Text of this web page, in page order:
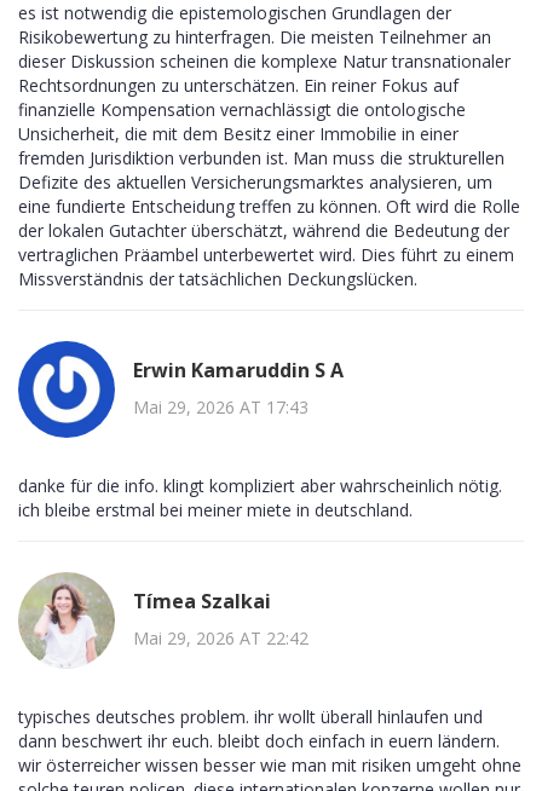
es ist notwendig die epistemologischen Grundlagen der
Risikobewertung zu hinterfragen. Die meisten Teilnehmer an
dieser Diskussion scheinen die komplexe Natur transnationaler
Rechtsordnungen zu unterschätzen. Ein reiner Fokus auf
finanzielle Kompensation vernachlässigt die ontologische
Unsicherheit, die mit dem Besitz einer Immobilie in einer
fremden Jurisdiktion verbunden ist. Man muss die strukturellen
Defizite des aktuellen Versicherungsmarktes analysieren, um
eine fundierte Entscheidung treffen zu können. Oft wird die Rolle
der lokalen Gutachter überschätzt, während die Bedeutung der
vertraglichen Präambel unterbewertet wird. Dies führt zu einem
Missverständnis der tatsächlichen Deckungslücken.
Erwin Kamaruddin S A
Mai 29, 2026 AT 17:43
danke für die info. klingt kompliziert aber wahrscheinlich nötig.
ich bleibe erstmal bei meiner miete in deutschland.
Tímea Szalkai
Mai 29, 2026 AT 22:42
typisches deutsches problem. ihr wollt überall hinlaufen und
dann beschwert ihr euch. bleibt doch einfach in euern ländern.
wir österreicher wissen besser wie man mit risiken umgeht ohne